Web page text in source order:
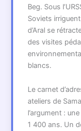
Beg. Sous
Soviets
d’Aral se
des visites
blancs.
Le carnet
ateliers de
l’argument :
1 400 ans. Un